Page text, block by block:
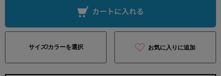
サイズ/カラーを選択 お気に入りに追加